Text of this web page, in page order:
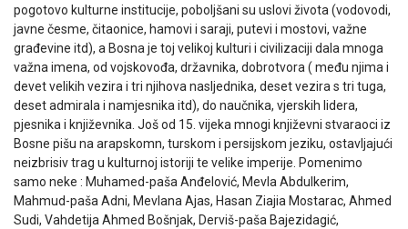
pogotovo kulturne institucije, poboljšani su uslovi života (vodovodi,
javne česme, čitaonice, hamovi i saraji, putevi i mostovi, važne
građevine itd), a Bosna je toj velikoj kulturi i civilizaciji dala mnoga
važna imena, od vojskovođa, državnika, dobrotvora ( među njima i
devet velikih vezira i tri njihova nasljednika, deset vezira s tri tuga,
deset admirala i namjesnika itd), do naučnika, vjerskih lidera,
pjesnika i književnika. Još od 15. vijeka mnogi književni stvaraoci iz
Bosne pišu na arapskomn, turskom i persijskom jeziku, ostavljajući
neizbrisiv trag u kulturnoj istoriji te velike imperije. Pomenimo
samo neke : Muhamed-paša Anđelović, Mevla Abdulkerim,
Mahmud-paša Adni, Mevlana Ajas, Hasan Ziajia Mostarac, Ahmed
Sudi, Vahdetija Ahmed Bošnjak, Derviš-paša Bajezidagić,